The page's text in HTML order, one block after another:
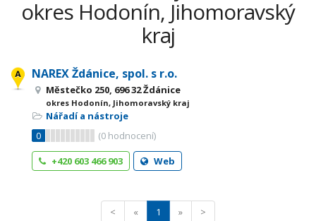
okres Hodonín, Jihomoravský
kraj
NAREX Ždánice, spol. s r.o.
Městečko 250, 696 32 Ždánice
okres Hodonín, Jihomoravský kraj
Nářadí a nástroje
0
(0 hodnocení)
+420 603 466 903
Web
< « 1 » >